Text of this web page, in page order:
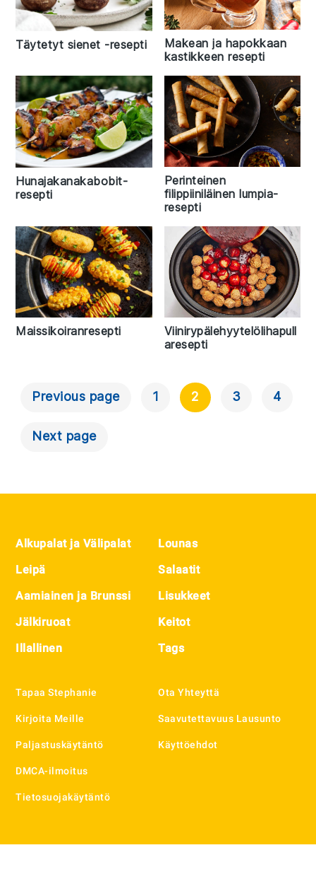
Täytetyt sienet -resepti
Makean ja hapokkaan
kastikkeen resepti
Hunajakanakabobit-
resepti
Perinteinen
filippiiniläinen lumpia-
resepti
Maissikoiranresepti
Viinirypälehyytelölihapull
aresepti
Artikkelien
Selaus
Previous page 1 2 3 4
Next page
Footer
Alkupalat ja Välipalat
Leipä
Aamiainen ja Brunssi
Jälkiruoat
Illallinen
Lounas
Salaatit
Lisukkeet
Keitot
Tags
Tapaa Stephanie
Kirjoita Meille
Paljastuskäytäntö
DMCA-ilmoitus
Tietosuojakäytäntö
Ota Yhteyttä
Saavutettavuus Lausunto
Käyttöehdot